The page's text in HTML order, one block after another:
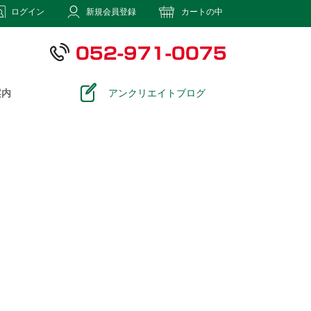
ログイン 新規会員登録 カートの中
アンクリエイトブログ